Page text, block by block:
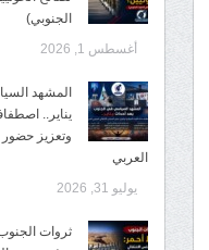
الجنوبي)
أغسطس 1, 2026
المشهد
يناير..
وتعزيز حضور
العربي
يوليو 31, 2026
ثروات